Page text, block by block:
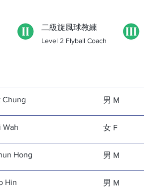
二級旋風球教練
Level 2 Flyball Coach
Chung 男 M
Wah 女 F
Hong 男 M
Hin 男 M